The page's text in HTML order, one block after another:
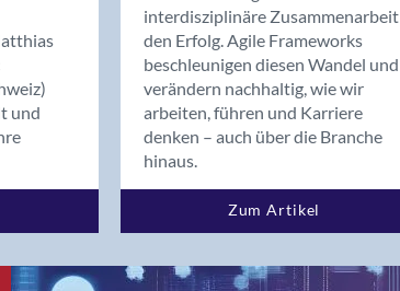
Bern - Liebefeld
Bolligen
und
interdisziplinäre Zusammenarbeit
den Erfolg. Agile Frameworks
beschleunigen diesen Wandel und
verändern nachhaltig, wie wir
arbeiten, führen und Karriere
denken – auch über die Branche
hinaus.
Zum Artikel